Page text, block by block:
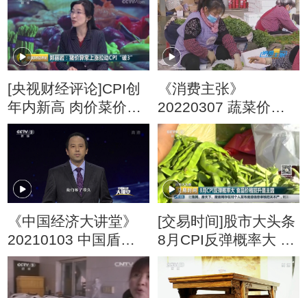
[央视财经评论]CPI创
年内新高 肉价菜价啥
变化？
《消费主张》
20220307 蔬菜价格
是涨是跌？
《中国经济大讲堂》
20210103 中国盾构
是怎样“炼”成的？
[交易时间]股市大头条
8月CPI反弹概率大 食
品价格回升是主因